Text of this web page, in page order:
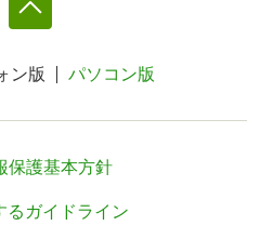
ン版 パソコン版
保護基本方針
るガイドライン